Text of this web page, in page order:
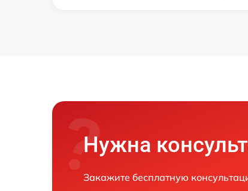
Нужна
Закажите бесплатную